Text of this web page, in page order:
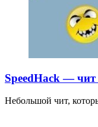
SpeedHack —
Небольшой чит,